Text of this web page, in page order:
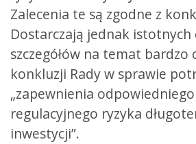
Zalecenia te są zgodne z
Dostarczają jednak
szczegółów na temat bardzo
konkluzji Rady w sprawie
„zapewnienia
regulacyjnego ryzyka
inwestycji”.